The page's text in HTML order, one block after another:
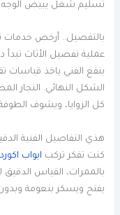
تسليم شغل يبيض الوجه
بالتفصيل.. أرخص خدمات
عملية تفصيل الأثاث تبدأ
ينفع الفني ياخذ قياسات
الشكل النهائي. النجار
كل الزوايا، ويشوف
هذي التفاصيل الفنية
كنت تفكر تركب ابواب
بالممرات، القياس
يفتح ويسكر بنعومة